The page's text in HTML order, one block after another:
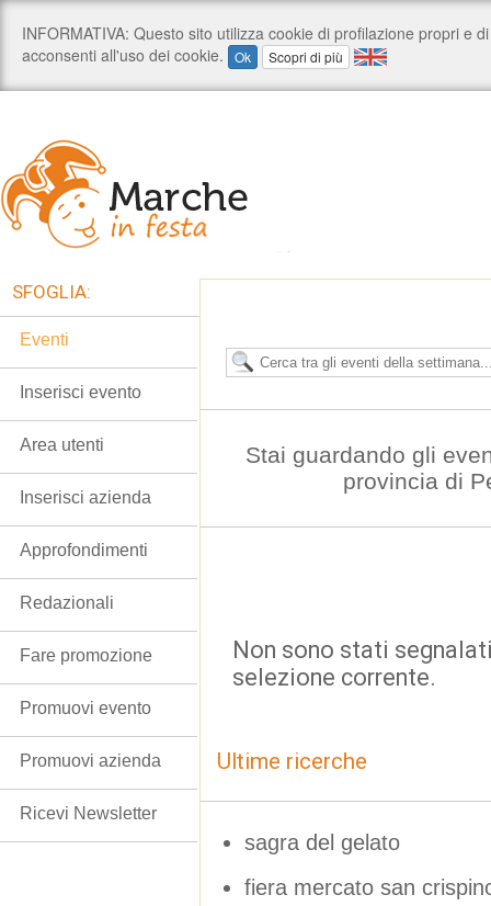
Stai guardando gli
provincia di
Non sono stati
selezione corrente.
Ultime ricerche
sagra del gelato
fiera mercato san
SFOGLIA:
Eventi
Inserisci evento
Area utenti
Inserisci azienda
Approfondimenti
Redazionali
Fare promozione
Promuovi evento
Promuovi azienda
Ricevi Newsletter